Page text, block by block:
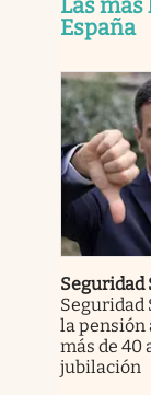
Las
España
Seguridad
Seguridad
la pensión
más de 40
jubilación